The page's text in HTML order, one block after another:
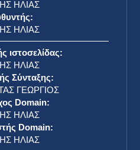
ΗΛΙΑΣ
ΗΛΙΑΣ
ιστοσελίδας:
ΗΛΙΑΣ
Σύνταξης:
ΓΕΩΡΓΙΟΣ
Domain:
ΗΛΙΑΣ
Domain:
ΗΛΙΑΣ